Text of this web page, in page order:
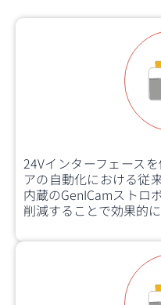
24Vインターフェース
アの自動化における従
内蔵のGenICamストロ
削減することで効果的